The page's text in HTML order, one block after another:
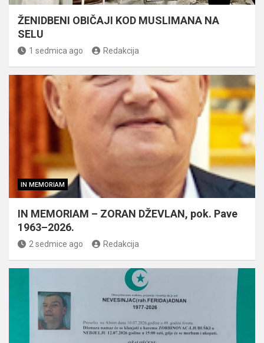
ŽENIDBENI OBIČAJI KOD MUSLIMANA NA
SELU
1 sedmica ago Redakcija
IN MEMORIAM
IN MEMORIAM – ZORAN DŽEVLAN, pok. Pave
1963–2026.
2 sedmice ago Redakcija